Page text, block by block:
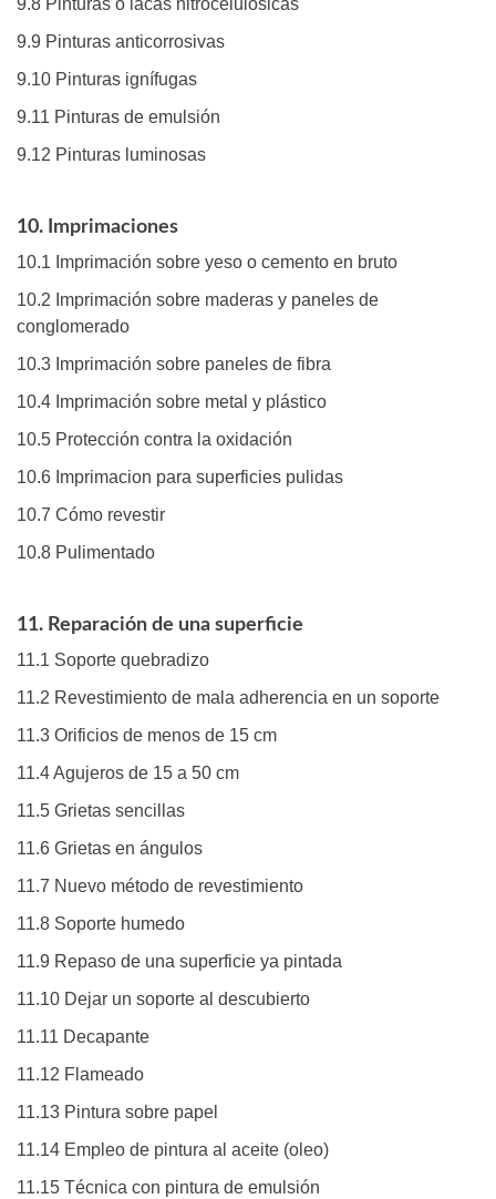
9.8 Pinturas o lacas nitrocelulosicas
9.9 Pinturas anticorrosivas
9.10 Pinturas ignífugas
9.11 Pinturas de emulsión
9.12 Pinturas luminosas
10. Imprimaciones
10.1 Imprimación sobre yeso o cemento en bruto
10.2 Imprimación sobre maderas y paneles de
conglomerado
10.3 Imprimación sobre paneles de fibra
10.4 Imprimación sobre metal y plástico
10.5 Protección contra la oxidación
10.6 Imprimacion para superficies pulidas
10.7 Cómo revestir
10.8 Pulimentado
11. Reparación de una superficie
11.1 Soporte quebradizo
11.2 Revestimiento de mala adherencia en un soporte
11.3 Orificios de menos de 15 cm
11.4 Agujeros de 15 a 50 cm
11.5 Grietas sencillas
11.6 Grietas en ángulos
11.7 Nuevo método de revestimiento
11.8 Soporte humedo
11.9 Repaso de una superficie ya pintada
11.10 Dejar un soporte al descubierto
11.11 Decapante
11.12 Flameado
11.13 Pintura sobre papel
11.14 Empleo de pintura al aceite (oleo)
11.15 Técnica con pintura de emulsión